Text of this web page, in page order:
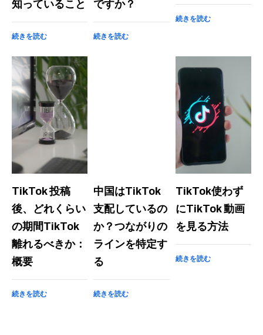
知っていること
続きを読む
ですか？
続きを読む
続きを読む
TikTok 投稿
後、どれくらい
の期間TikTok
離れるべきか：
概要
続きを読む
中国はTikTok
支配しているの
か？つながりの
ラインを特定す
る
続きを読む
TikTok使わず
にTikTok 動画
を見る方法
続きを読む